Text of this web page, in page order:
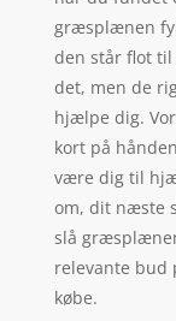
græsplænen
den står flot til
det, men de
hjælpe dig.
kort på
være dig til
om, dit næste
slå
relevante bud
købe.